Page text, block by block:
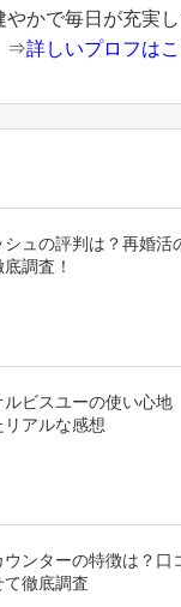
やかで毎日が充実
⇒詳しいプロフは
ュの評判は？再婚活
調査！
ビスユーの使い心地
アルな感想
ンターの特徴は？口
て徹底調査